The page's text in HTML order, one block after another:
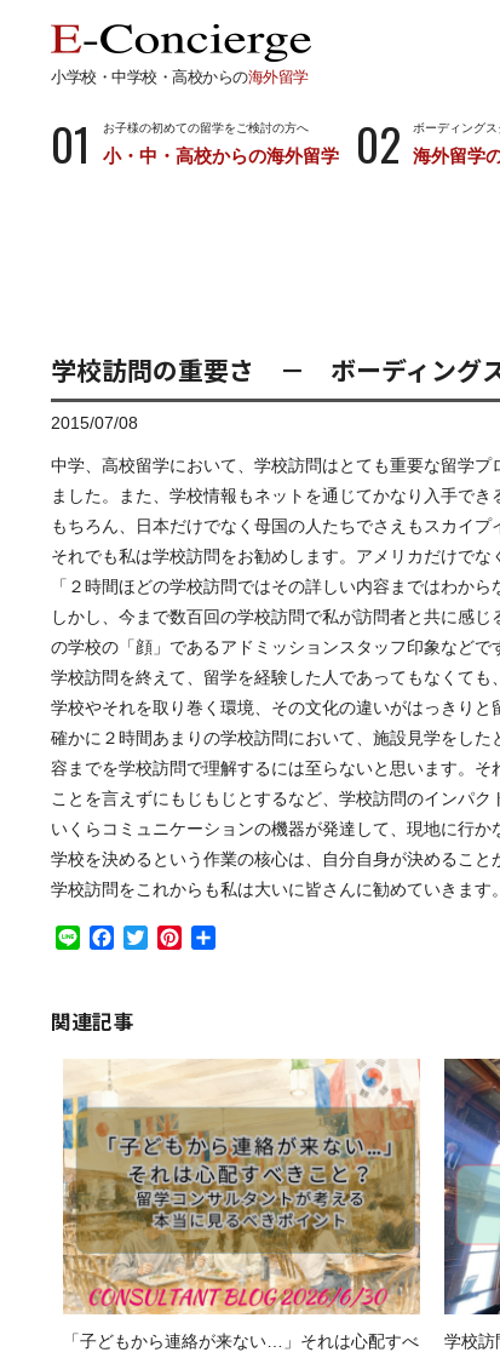
小学校・中学校・高校からの海外留学
01 お子様の初めての留学をご検討の方へ
小・中・高校からの海外留学 02 ボーディング
海外留学
高校生からのボーディングスクール
学校訪問の重要さ － ボーディング
2015/07/08
中学、高校留学において、学校訪問はとても重要な留学
ました。また、学校情報もネットを通じてかなり入手で
もちろん、日本だけでなく母国の人たちでさえもスカイ
それでも私は学校訪問をお勧めします。アメリカだけで
「２時間ほどの学校訪問ではその詳しい内容まではわから
しかし、今まで数百回の学校訪問で私が訪問者と共に感
の学校の「顔」であるアドミッションスタッフ印象など
学校訪問を終えて、留学を経験した人であってもなくて
学校やそれを取り巻く環境、その文化の違いがはっきりと
確かに２時間あまりの学校訪問において、施設見学をし
容までを学校訪問で理解するには至らないと思います。
ことを言えずにもじもじとするなど、学校訪問のインパク
いくらコミュニケーションの機器が発達して、現地に行
学校を決めるという作業の核心は、自分自身が決めるこ
学校訪問をこれからも私は大いに皆さんに勧めていきます。
Line Facebook
TwitterPinterest
関連記事
「子どもから連絡が来ない…」それは心配すべ
学校訪